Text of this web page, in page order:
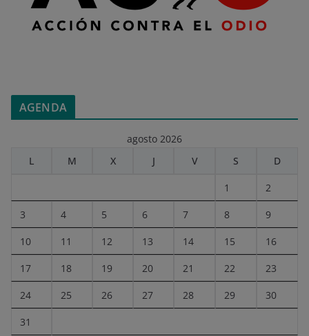
AGENDA
agosto 2026
L
M X J V S D
1 2
3 4 5 6 7 8 9
10 11 12 13 14 15 16
17 18 19 20 21 22 23
24 25 26 27 28 29 30
31